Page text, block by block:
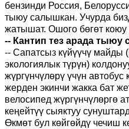
бензинди Россия,
тыюу салышкан. Учурда
жатышат. Ошого бөгөт коюу
-- Кантип тез арада тыюу
-- Сапатсыз күйүүчү майды
экологиялык түрүн)
жүргүнчүлөрү үчүн
жерден экинчи жакка бат
велосипед жүргүнчүлөргө
кеңейтүү сыяктуу
Өкмөт бул көйгөйдү чечиш